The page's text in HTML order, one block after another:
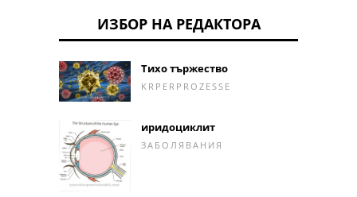
ИЗБОР НА РЕДАКТОРА
Тихо тържество
KRPERPROZESSE
иридоциклит
ЗАБОЛЯВАНИЯ